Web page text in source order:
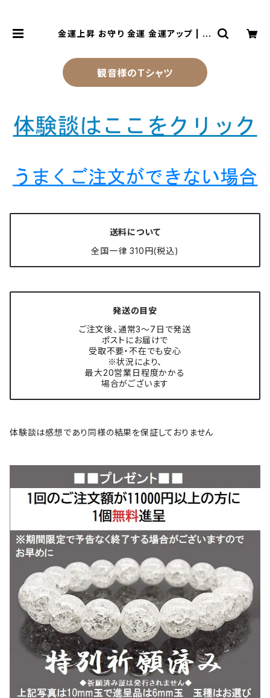
金運上昇 お守り 金運 金運アップ | 風
観音様のTシャツ
送料について
全国一律 310円(税込)
発送の目安
ご注文後、通常3〜7日で発送
ポストにお届けで
受取不要・不在でも安心
※状況により、
最大20営業日程度かかる
場合がございます
体験談は感想であり同様の結果を保証しておりません